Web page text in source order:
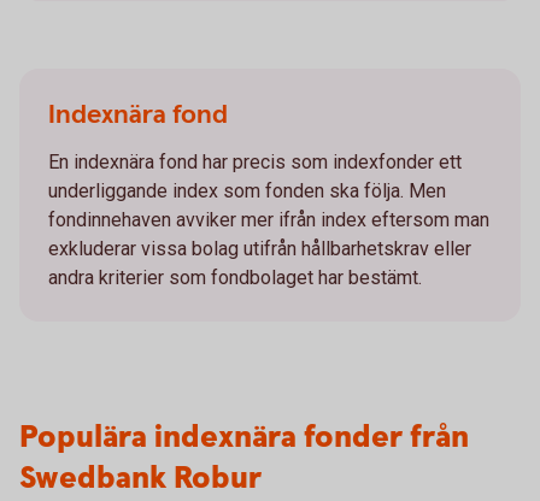
Indexnära fond
En indexnära fond har precis som indexfonder ett
underliggande index som fonden ska följa. Men
fondinnehaven avviker mer ifrån index eftersom man
exkluderar vissa bolag utifrån hållbarhetskrav eller
andra kriterier som fondbolaget har bestämt.
Populära indexnära fonder från
Swedbank Robur